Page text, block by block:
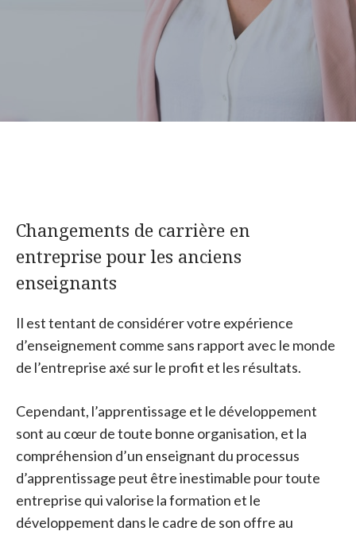
Changements de carrière en
entreprise pour les anciens
enseignants
Il est tentant de considérer votre expérience
d’enseignement comme sans rapport avec le monde
de l’entreprise axé sur le profit et les résultats.
Cependant, l’apprentissage et le développement
sont au cœur de toute bonne organisation, et la
compréhension d’un enseignant du processus
d’apprentissage peut être inestimable pour toute
entreprise qui valorise la formation et le
développement dans le cadre de son offre au